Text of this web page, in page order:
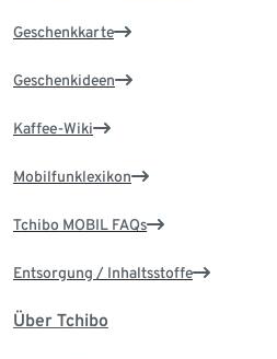
Geschenkkarte
Geschenkideen
Kaffee-Wiki
Mobilfunklexikon
Tchibo MOBIL FAQs
Entsorgung / Inhaltsstoffe
Über Tchibo